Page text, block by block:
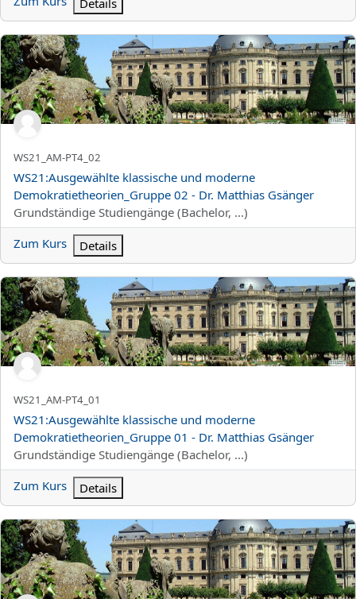
WS21:Ausgewählte klassische und moderne
Kurzer Kursname
WS21_AM-PT4_02
Kursname
WS21:Ausgewählte klassische und moderne
Demokratietheorien_Gruppe 02 - Dr. Matthias Gsänger
Kursbereich
Grundständige Studiengänge (Bachelor, ...)
Zum Kurs
Details
WS21:Ausgewählte klassische und moderne
Kurzer Kursname
WS21_AM-PT4_01
Kursname
WS21:Ausgewählte klassische und moderne
Demokratietheorien_Gruppe 01 - Dr. Matthias Gsänger
Kursbereich
Grundständige Studiengänge (Bachelor, ...)
Zum Kurs
Details
WS21:Politische Theorien der Aufklärung und Moderne_Gruppe